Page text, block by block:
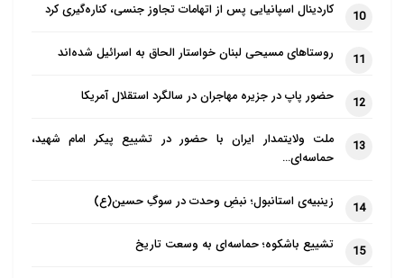
10 کاردینال اسپانیایی پس از اتهامات تجاوز جنسی، کناره‌گیری کرد
11 روستاهای مسیحی لبنان خواستار الحاق به اسرائیل شده‌اند
12 حضور پاپ در جزیره مهاجران در سالگرد استقلال آمریکا
13
ملت ولایتمدار ایران با حضور در تشییع پیکر امام شهید،
حماسه‌ای…
14 زینبیه‌ی استانبول؛ نبضِ وحدت در سوگِ حسین(ع)
15 تشییع باشکوه؛ حماسه‌ای به وسعت تاریخ